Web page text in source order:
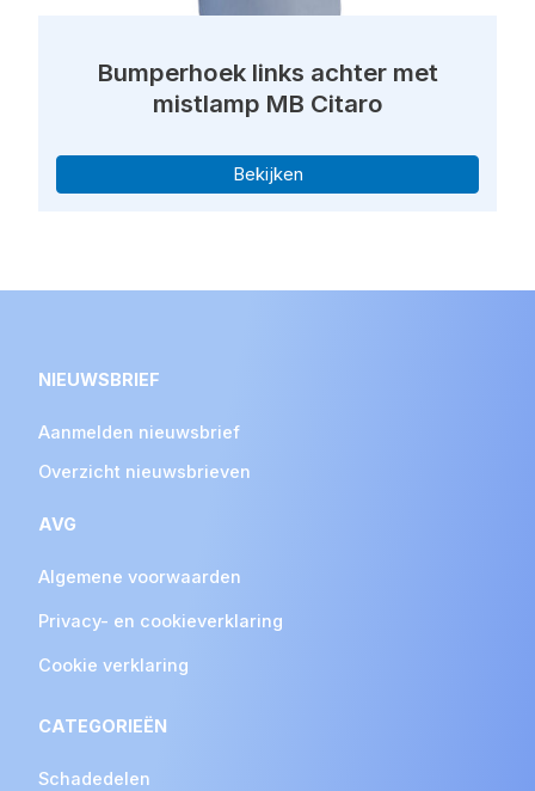
Bumperhoek links achter met
mistlamp MB Citaro
Bekijken
NIEUWSBRIEF
Aanmelden nieuwsbrief
Overzicht nieuwsbrieven
AVG
Algemene voorwaarden
Privacy- en cookieverklaring
Cookie verklaring
CATEGORIEËN
Schadedelen